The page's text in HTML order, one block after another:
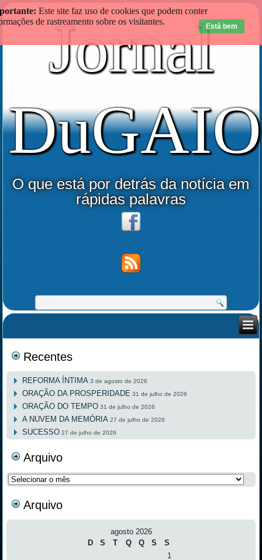
Jornal
DuGAIO
O que está por detrás da notícia em
rápidas palavras
Recentes
REFORMA ÍNTIMA 3 de agosto de 2026
ORAÇÃO DA PROSPERIDADE 31 de julho de 2026
ORAÇÃO DO TEMPO 31 de julho de 2026
A NUVEM DA MEMÓRIA 27 de julho de 2026
SUCESSO 27 de julho de 2026
Arquivo
Arquivo
Arquivo
agosto 2026
D
S T Q Q S
S
1
Este site faz uso de cookies que podem conter
de rastreamento sobre os visitantes.
Está bem